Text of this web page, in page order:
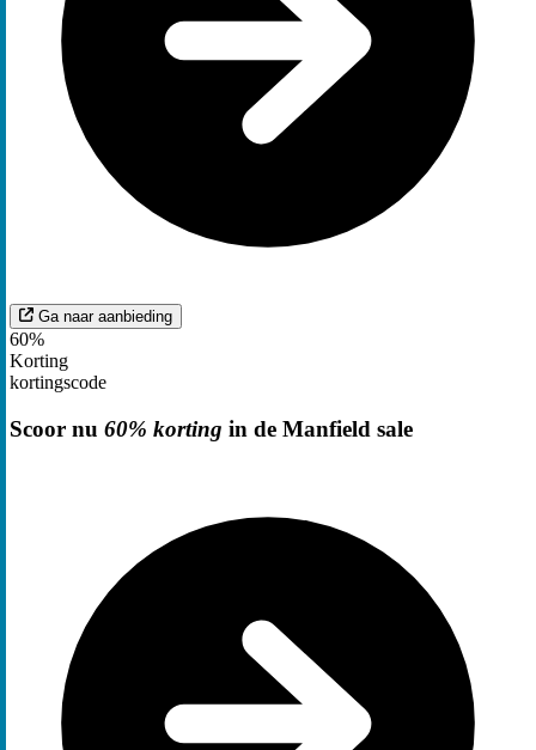
Ga naar aanbieding
60%
Korting
kortingscode
Scoor nu 60% korting in de Manfield sale